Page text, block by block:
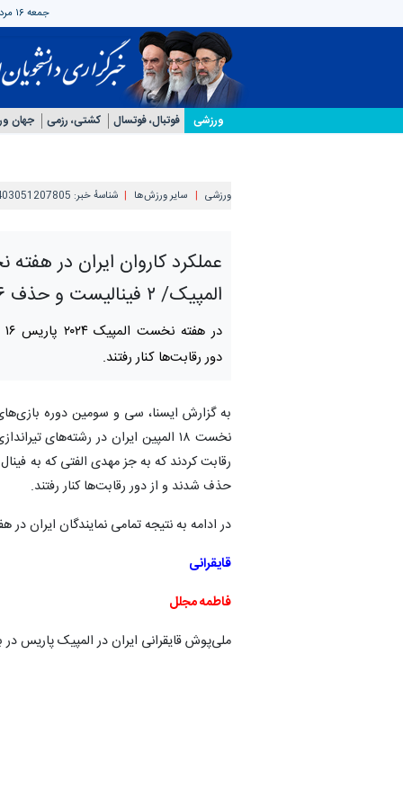
جمعه ۱۶ مرداد ۱۴۰۵
ورزشی فوتبال، فوتسال کشتی، رزمی جهان
ورزشی سایر ورزش‌ها شناسهٔ خبر:
عملکرد کاروان ایران در
المپیک/ ۲ فینالیست و حذف ۱۶ ورزشکار
دور رقابت‌ها کنار رفتند.
نخست ۱۸ المپین ایران در رشته‌های
حذف شدند و از دور رقابت‌ها کنار رفتند.
در ادامه به نتیجه تمامی نمایندگان ایران در هفته نخست
قایقرانی
فاطمه مجلل
ملی‌پوش قایقرانی ایران در المپیک پاریس در بین ۳۲ شرکت کننده رویینگ یک‌نفره در رده بیست و یکم